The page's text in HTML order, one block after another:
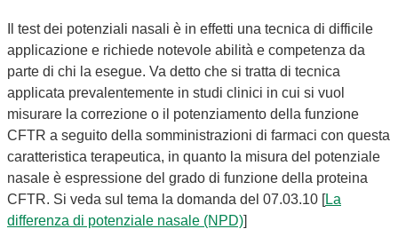
Il test dei potenziali nasali è in effetti una tecnica di difficile
applicazione e richiede notevole abilità e competenza da
parte di chi la esegue. Va detto che si tratta di tecnica
applicata prevalentemente in studi clinici in cui si vuol
misurare la correzione o il potenziamento della funzione
CFTR a seguito della somministrazioni di farmaci con questa
caratteristica terapeutica, in quanto la misura del potenziale
nasale è espressione del grado di funzione della proteina
CFTR. Si veda sul tema la domanda del 07.03.10 [La
differenza di potenziale nasale (NPD)]